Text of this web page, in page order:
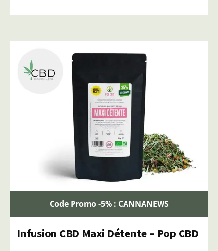
Code Promo -5% : CANNANEWS
Infusion CBD Maxi Détente – Pop CBD